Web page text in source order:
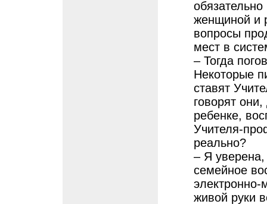
женщиной и
вопросы
мест в
– Тогда
Некоторые
ставят
говорят
ребенке,
Учителя-
реально?
– Я
семейное
электронно-
живой руки